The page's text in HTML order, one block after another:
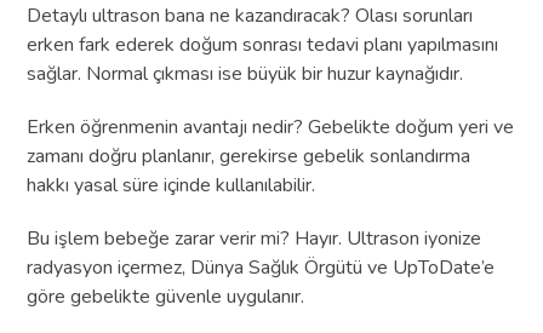
Detaylı ultrason bana ne kazandıracak? Olası sorunları
erken fark ederek doğum sonrası tedavi planı yapılmasını
sağlar. Normal çıkması ise büyük bir huzur kaynağıdır.
Erken öğrenmenin avantajı nedir? Gebelikte doğum yeri ve
zamanı doğru planlanır, gerekirse gebelik sonlandırma
hakkı yasal süre içinde kullanılabilir.
Bu işlem bebeğe zarar verir mi? Hayır. Ultrason iyonize
radyasyon içermez, Dünya Sağlık Örgütü ve UpToDate’e
göre gebelikte güvenle uygulanır.